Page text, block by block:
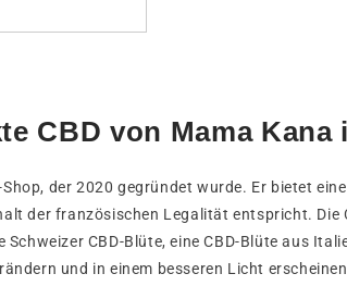
CBD von Mama Kana
der 2020 gegründet wurde. Er bietet
der französischen Legalität entspricht. Die
CBD-Blüte, eine CBD-Blüte aus
und in einem besseren Licht